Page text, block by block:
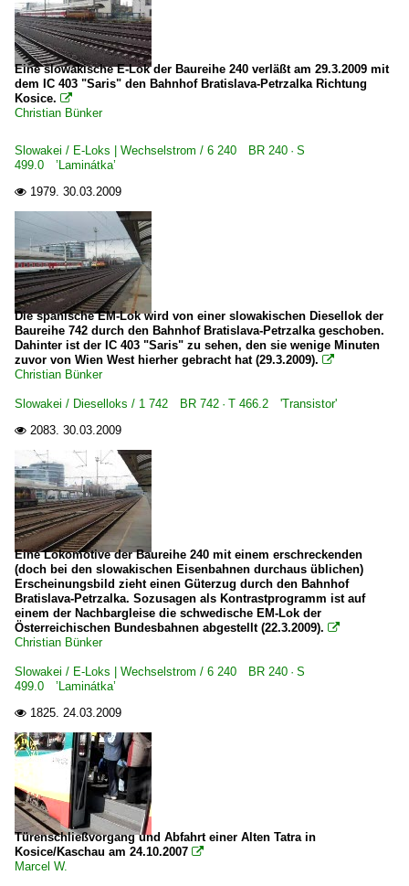
Eine slowakische E-Lok der Baureihe 240 verläßt am 29.3.2009 mit
dem IC 403 "Saris" den Bahnhof Bratislava-Petrzalka Richtung
Kosice. 
Christian Bünker
Slowakei / E-Loks | Wechselstrom / 6 240 BR 240 · S
499.0 ’Laminátka’
 1979. 30.03.2009
Die spanische EM-Lok wird von einer slowakischen Diesellok der
Baureihe 742 durch den Bahnhof Bratislava-Petrzalka geschoben.
Dahinter ist der IC 403 "Saris" zu sehen, den sie wenige Minuten
zuvor von Wien West hierher gebracht hat (29.3.2009). 
Christian Bünker
Slowakei / Dieselloks / 1 742 BR 742 · T 466.2 'Transistor'
 2083. 30.03.2009
Eine Lokomotive der Baureihe 240 mit einem erschreckenden
(doch bei den slowakischen Eisenbahnen durchaus üblichen)
Erscheinungsbild zieht einen Güterzug durch den Bahnhof
Bratislava-Petrzalka. Sozusagen als Kontrastprogramm ist auf
einem der Nachbargleise die schwedische EM-Lok der
Österreichischen Bundesbahnen abgestellt (22.3.2009). 
Christian Bünker
Slowakei / E-Loks | Wechselstrom / 6 240 BR 240 · S
499.0 ’Laminátka’
 1825. 24.03.2009
Türenschließvorgang und Abfahrt einer Alten Tatra in
Kosice/Kaschau am 24.10.2007 
Marcel W.